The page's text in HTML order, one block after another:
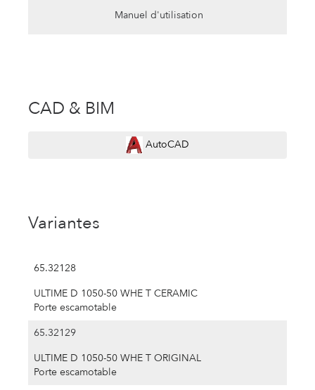
Manuel d'utilisation
CAD & BIM
AutoCAD
Variantes
65.32128
ULTIME D 1050-50 WHE T CERAMIC
Porte escamotable
65.32129
ULTIME D 1050-50 WHE T ORIGINAL
Porte escamotable